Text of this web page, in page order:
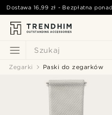
Szukaj
Dostawa 16,99 zł - Bezpłatna
Zegarki Paski do zegarków